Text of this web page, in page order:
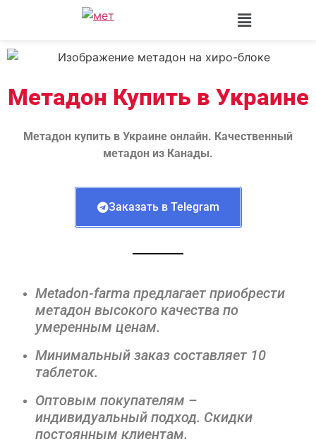
Метадон Купить в Украине
Метадон купить в Украине онлайн. Качественный
метадон из Канады.
Заказать в Telegram
Metadon-farma предлагает приобрести
метадон высокого качества по
умеренным ценам.
Минимальный заказ составляет 10
таблеток.
Оптовым покупателям –
индивидуальный подход. Скидки
постоянным клиентам.